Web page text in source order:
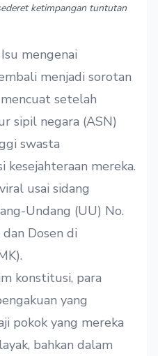
ketimpangan tuntutan
Isu mengenai
menjadi sorotan
setelah
sipil negara (ASN)
swasta
kesejahteraan mereka.
usai sidang
Undang (UU) No.
Dosen di
konstitusi, para
yang
pokok yang mereka
bahkan dalam